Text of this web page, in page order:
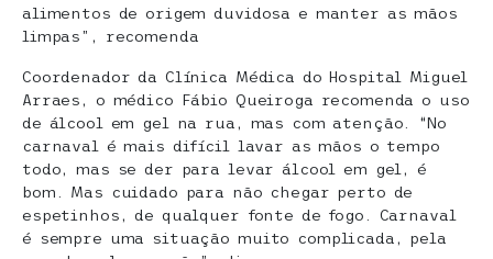
alimentos de origem duvidosa e manter as mãos
limpas”, recomenda
Coordenador da Clínica Médica do Hospital Miguel
Arraes, o médico Fábio Queiroga recomenda o uso
de álcool em gel na rua, mas com atenção. “No
carnaval é mais difícil lavar as mãos o tempo
todo, mas se der para levar álcool em gel, é
bom. Mas cuidado para não chegar perto de
espetinhos, de qualquer fonte de fogo. Carnaval
é sempre uma situação muito complicada, pela